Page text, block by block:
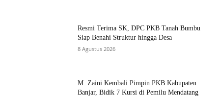
Resmi Terima SK, DPC PKB Tanah Bumbu
Siap Benahi Struktur hingga Desa
8 Agustus 2026
M. Zaini Kembali Pimpin PKB Kabupaten
Banjar, Bidik 7 Kursi di Pemilu Mendatang